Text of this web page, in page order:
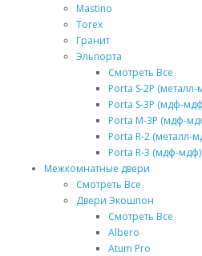
Mastino
Torex
Гранит
Эльпорта
Смотреть Все
Porta S-2P
Porta S-3P (мдф-
Porta M-3P (мдф-
Porta R-2 (металл-
Porta R-3 (мдф-мдф)
Межкомнатные двери
Смотреть Все
Двери Экошпон
Смотреть Все
Albero
Atum Pro